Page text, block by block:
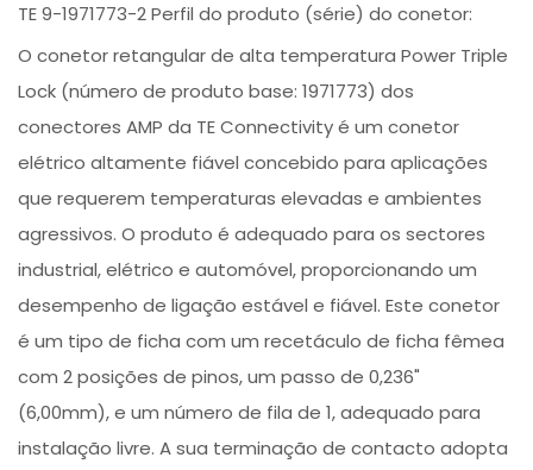
TE 9-1971773-2 Perfil do produto (série) do conetor:
O conetor retangular de alta temperatura Power Triple
Lock (número de produto base: 1971773) dos
conectores AMP da TE Connectivity é um conetor
elétrico altamente fiável concebido para aplicações
que requerem temperaturas elevadas e ambientes
agressivos. O produto é adequado para os sectores
industrial, elétrico e automóvel, proporcionando um
desempenho de ligação estável e fiável. Este conetor
é um tipo de ficha com um recetáculo de ficha fêmea
com 2 posições de pinos, um passo de 0,236"
(6,00mm), e um número de fila de 1, adequado para
instalação livre. A sua terminação de contacto adopta